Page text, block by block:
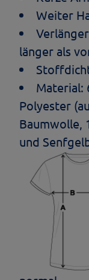
Weiter
länger als
Material:
Polyester
Baumwolle,
und